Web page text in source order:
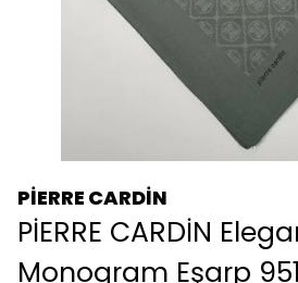
PİERRE CARDİN
PİERRE CARDİN
Monogram Eşarp 951